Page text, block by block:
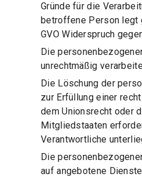
Gründe für die
betroffene Person legt
GVO Widerspruch
Die
unrechtmäßig
Die Löschung der
zur Erfüllung einer
dem Unionsrecht oder
Mitgliedstaaten
Verantwortliche
Die
auf angebotene